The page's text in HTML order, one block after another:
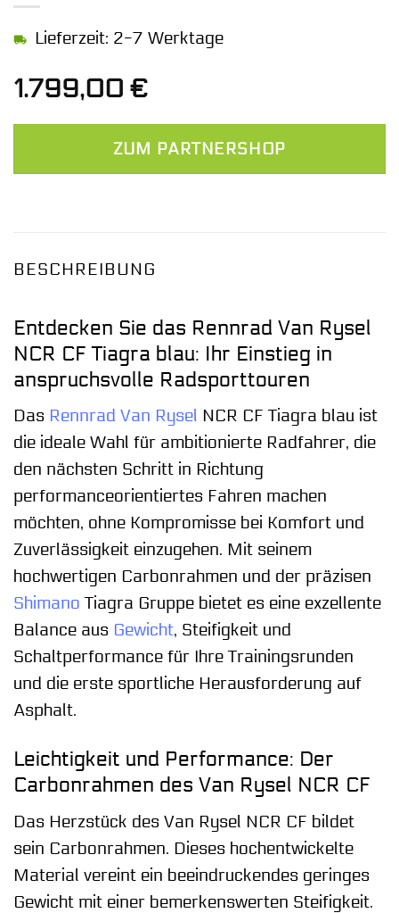
1.799,00 €
Lieferzeit: 2-7 Werktage
ZUM PARTNERSHOP
BESCHREIBUNG
Entdecken Sie das Rennrad Van Rysel
NCR CF Tiagra blau: Ihr Einstieg in
anspruchsvolle Radsporttouren
Das Rennrad Van Rysel NCR CF Tiagra blau ist
die ideale Wahl für ambitionierte Radfahrer, die
den nächsten Schritt in Richtung
performanceorientiertes Fahren machen
möchten, ohne Kompromisse bei Komfort und
Zuverlässigkeit einzugehen. Mit seinem
hochwertigen Carbonrahmen und der präzisen
Shimano Tiagra Gruppe bietet es eine exzellente
Balance aus Gewicht, Steifigkeit und
Schaltperformance für Ihre Trainingsrunden
und die erste sportliche Herausforderung auf
Asphalt.
Leichtigkeit und Performance: Der
Carbonrahmen des Van Rysel NCR CF
Das Herzstück des Van Rysel NCR CF bildet
sein Carbonrahmen. Dieses hochentwickelte
Material vereint ein beeindruckendes geringes
Gewicht mit einer bemerkenswerten Steifigkeit.